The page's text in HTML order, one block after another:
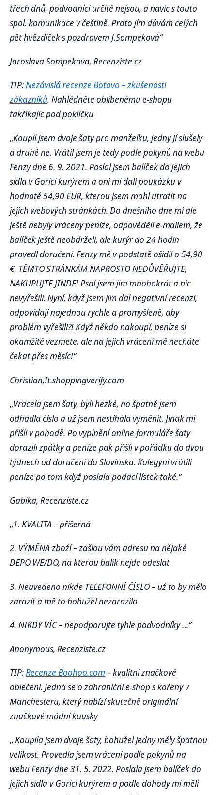
třech dnů, podvodníci určitě nejsou, a navíc s touto
spol. komunikace v češtině. Proto jím dávám celých
pět hvězdiček s pozdravem J.Sompeková“
Jaroslava Sompekova, Recenziste.cz
TIP:Nezávislá recenze Botovo – zkušenosti
zákazníků. Nahlédněte oblíbenému e-shopu
takříkajíc pod pokličku
„Koupil jsem dvoje šaty pro manželku, jedny jí slušely
a druhé ne. Vrátil jsem je tedy podle pokynů na webu
Fenzy dne 6. 9. 2021. Poslal jsem balíček do jejich
sídla v Gorici kurýrem a oni mi dali poukázku v
hodnotě 54,90 EUR, kterou jsem mohl utratit na
jejich webových stránkách. Do dnešního dne mi ale
ještě nebyly vráceny peníze, odpověděli e-mailem, že
balíček ještě neobdrželi, ale kurýr do 24 hodin
provedl doručení. Fenzy mě v podstatě ošidil o 54,90
€. TĚMTO STRÁNKÁM NAPROSTO NEDŮVĚŘUJTE,
NAKUPUJTE JINDE! Psal jsem jim mnohokrát a nic
nevyřešili. Nyní, když jsem jim dal negativní recenzi,
odpovídají najednou rychle a promyšleně, aby
problém vyřešili?! Když někdo nakoupí, peníze si
okamžitě vezmete, ale na jejich vrácení mě necháte
čekat přes měsíc!“
Christian,It.shoppingverify.com
„Vracela jsem šaty, byli hezké, no špatně jsem
odhadla číslo a už jsem nestíhala vyměnit. Jinak mi
přišli v pohodě. Po vyplnění online formuláře šaty
dorazili zpátky a peníze pak přišli v pořádku do dvou
týdnech od doručení do Slovinska. Kolegyni vrátili
peníze po tom když poslala podací lístek také.“
Gabika, Recenziste.cz
„1. KVALITA – příšerná
2. VÝMĚNA zboží – zašlou vám adresu na nějaké
DEPO WE/DO, na kterou balík nejde odeslat
3. Neuvedeno nikde TELEFONNÍ ČÍSLO – už to by mělo
zarazit a mě to bohužel nezarazilo
4. NIKDY VÍC – nepodporujte tyhle podvodníky …“
Anonymous, Recenziste.cz
TIP:Recenze Boohoo.com– kvalitní značkové
oblečení. Jedná se o zahraniční e-shop s kořeny v
Manchesteru, který nabízí skutečně originální
značkové módní kousky
„Koupila jsem dvoje šaty, bohužel jedny měly špatnou
velikost. Provedla jsem vrácení podle pokynů na
webu Fenzy dne 31. 5. 2022. Poslala jsem balíček do
jejich sídla v Gorici kurýrem a podle dohody mi měli